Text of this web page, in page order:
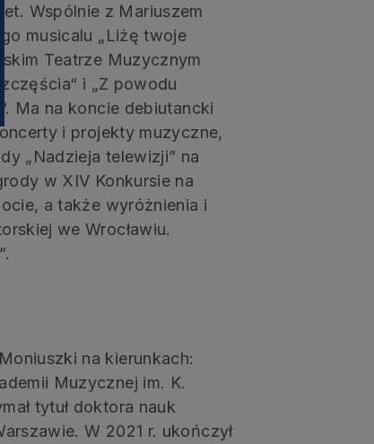
Wspólnie z Mariuszem
musicalu „Liżę twoje
Teatrze Muzycznym
i „Z powodu
Ma na koncie debiutancki
i projekty muzyczne,
„Nadzieja telewizji” na
w XIV Konkursie na
a także wyróżnienia i
we Wrocławiu.
na kierunkach:
Muzycznej im. K.
tytuł doktora nauk
W 2021 r. ukończył